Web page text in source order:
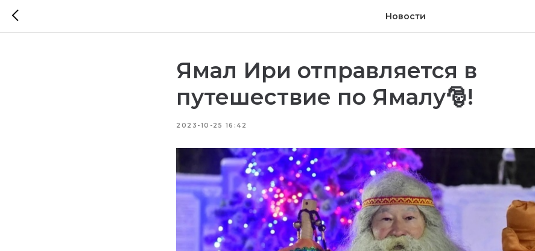
Новости
Ямал Ири отправляется в
путешествие по Ямалу🎅!
2023-10-25 16:42